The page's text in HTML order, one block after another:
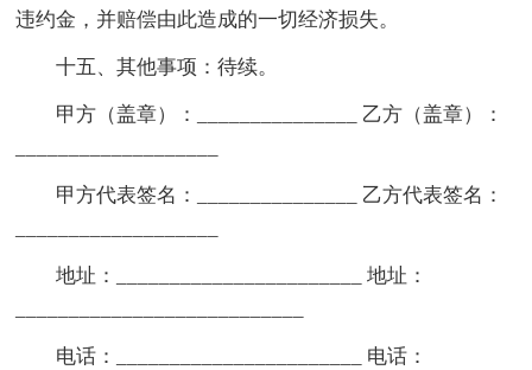
违约金，并赔偿由此造成的一切经济损失。
十五、其他事项：待续。
甲方（盖章）：_______________ 乙方（盖章）：
甲方代表签名：_______________ 乙方代表签名：
地址：_______________________ 地址：
电话：_______________________ 电话：